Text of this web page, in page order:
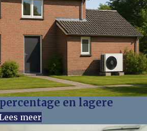
en lagere
meer